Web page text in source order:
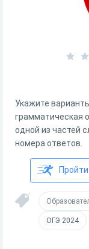
Укажите
грамматическая
одной из частей
номера ответов.
ОГЭ 2024